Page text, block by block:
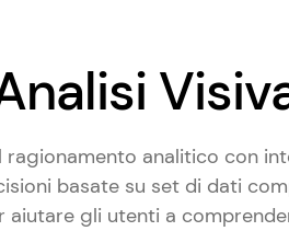
ragionamento analitico con
basate su set di dati
aiutare gli utenti a